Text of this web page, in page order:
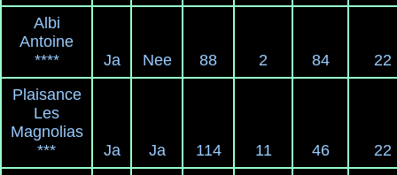
Albi
Antoine
****
Ja Nee 88 2 84
22
Plaisance
Les
Magnolias
***
Ja Ja 114 11 46
22